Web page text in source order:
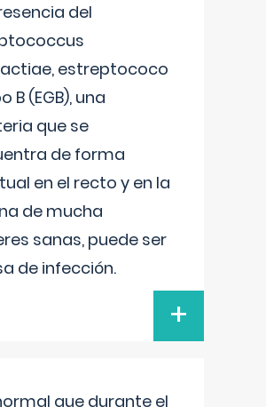
del
estreptococo
B (EGB), una
que se
de forma
en el recto y en la
de mucha
sanas, puede ser
de infección.
+
que durante el